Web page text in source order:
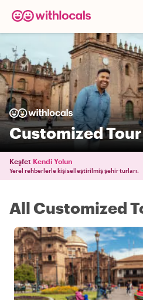
Customized
Keşfet Kendi Yolun
Yerel rehberlerle kişiselleştirilmiş şehir turları.
All Customized